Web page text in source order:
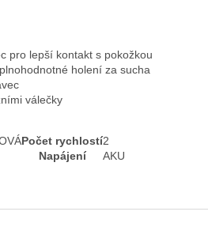
pro lepší kontakt s pokožkou
holení za sucha
válečky
Počet rychlostí2
Napájení
AKU